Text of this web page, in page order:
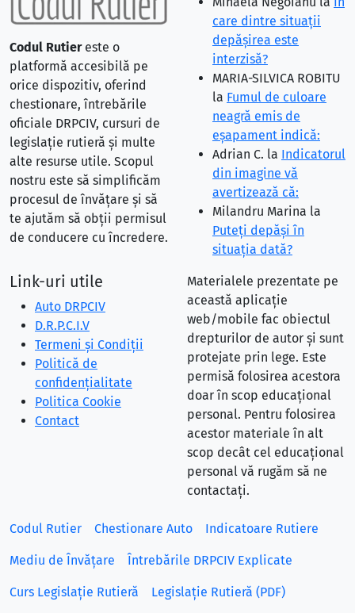
Codul Rutiereste o
platformă accesibilă pe
orice dispozitiv, oferind
chestionare, întrebările
oficiale DRPCIV, cursuri de
legislație rutieră și multe
alte resurse utile. Scopul
nostru este să simplificăm
procesul de învățare și să
te ajutăm să obții permisul
de conducere cu încredere.
care dintre situaţii
depăşirea este
interzisă?
MARIA-SILVICA ROBITU
la Fumul de culoare
neagră emis de
eşapament indică:
Adrian C. la Indicatorul
din imagine vă
avertizează că:
Milandru Marina la
Puteţi depăşi în
situaţia dată?
Link-uri utile
Auto DRPCIV
D.R.P.C.I.V
Termeni și Condiții
Politică de
confidențialitate
Politica Cookie
Contact
Materialele prezentate pe
această aplicație
web/mobile fac obiectul
drepturilor de autor și sunt
protejate prin lege. Este
permisă folosirea acestora
doar în scop educațional
personal. Pentru folosirea
acestor materiale în alt
scop decât cel educațional
personal vă rugăm să ne
contactați.
Codul Rutier Chestionare Auto Indicatoare Rutiere
Mediu de Învățare Întrebările DRPCIV Explicate
Curs Legislație Rutieră Legislație Rutieră (PDF)